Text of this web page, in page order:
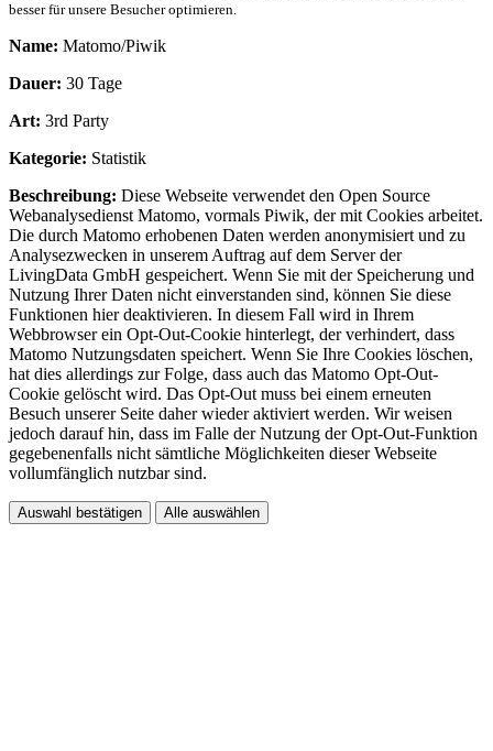
besser für unsere Besucher optimieren.
Name: Matomo/Piwik
Dauer: 30 Tage
Art: 3rd Party
Kategorie: Statistik
Beschreibung: Diese Webseite verwendet den Open Source
Webanalysedienst Matomo, vormals Piwik, der mit Cookies arbeitet.
Die durch Matomo erhobenen Daten werden anonymisiert und zu
Analysezwecken in unserem Auftrag auf dem Server der
LivingData GmbH gespeichert. Wenn Sie mit der Speicherung und
Nutzung Ihrer Daten nicht einverstanden sind, können Sie diese
Funktionen hier deaktivieren. In diesem Fall wird in Ihrem
Webbrowser ein Opt-Out-Cookie hinterlegt, der verhindert, dass
Matomo Nutzungsdaten speichert. Wenn Sie Ihre Cookies löschen,
hat dies allerdings zur Folge, dass auch das Matomo Opt-Out-
Cookie gelöscht wird. Das Opt-Out muss bei einem erneuten
Besuch unserer Seite daher wieder aktiviert werden. Wir weisen
jedoch darauf hin, dass im Falle der Nutzung der Opt-Out-Funktion
gegebenenfalls nicht sämtliche Möglichkeiten dieser Webseite
vollumfänglich nutzbar sind.
Auswahl bestätigen Alle auswählen